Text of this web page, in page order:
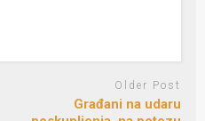
Older Post
Građani na udaru